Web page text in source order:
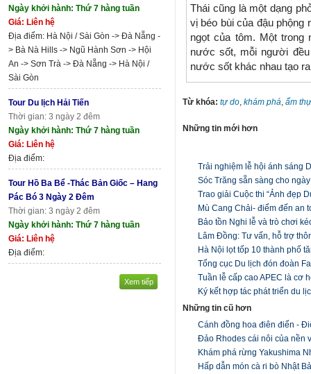
Ngày khởi hành: Thứ 7 hàng tuần
Giá: Liên hệ
Địa điểm: Hà Nội / Sài Gòn -> Đà Nẵng -
> Bà Nà Hills -> Ngũ Hành Sơn -> Hội
An -> Sơn Trà -> Đà Nẵng -> Hà Nội /
Sài Gòn
Tour Du lịch Hải Tiến
Thời gian: 3 ngày 2 đêm
Ngày khởi hành: Thứ 7 hàng tuần
Giá: Liên hệ
Địa điểm:
Tour Hồ Ba Bể -Thác Bản Giốc – Hang
Pác Bó 3 Ngày 2 Đêm
Thời gian: 3 ngày 2 đêm
Ngày khởi hành: Thứ 7 hàng tuần
Giá: Liên hệ
Địa điểm:
Xem tiếp
Thái cũng là một dạng
vị béo bùi của đậu phộng
ngọt của tôm. Một trong
nước sốt, mỗi người
nước sốt khác nhau tạo
Từ khóa: tự do khám phá ẩm
Những tin mới hơn
Trải nghiệm lễ hội ánh sáng
Sóc Trăng sẵn sàng cho
Trao giải Cuộc thi “Ảnh đẹp
Mù Cang Chải- điểm đến an
Bảo tồn Nghi lễ và trò chơi
Lâm Đồng: Tư vấn, hỗ trợ
Hà Nội lọt tốp 10 thành phố
Tổng cục Du lịch đón đoàn
Tuần lễ cấp cao APEC là cơ
Ký kết hợp tác phát triển du
Những tin cũ hơn
Cánh đồng hoa điên điển -
Đảo Rhodes cái nôi của nền
Khám phá rừng Yakushima
Hấp dẫn món cà ri bò Nhật